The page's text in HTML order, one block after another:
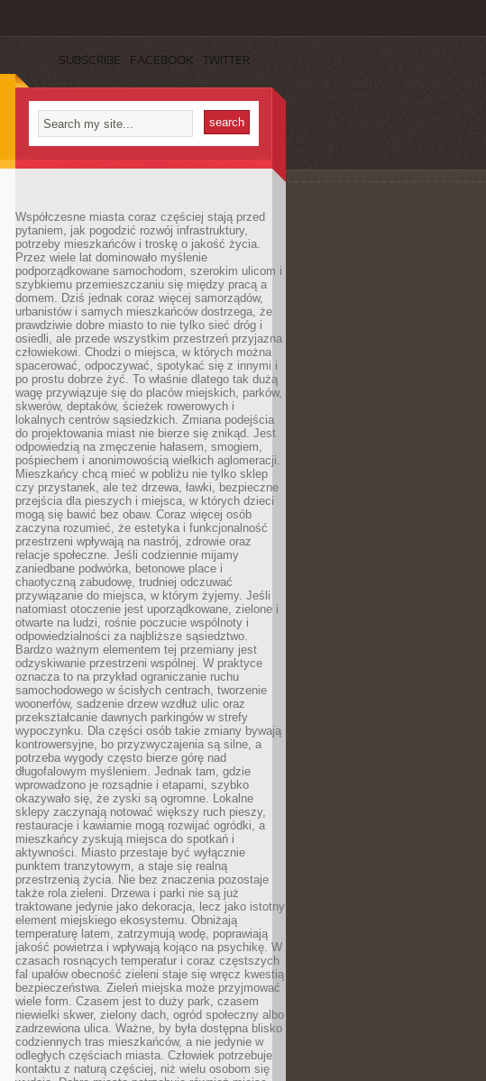
SUBSCRIBE FACEBOOK TWITTER
Współczesne miasta coraz częściej stają przed
pytaniem, jak pogodzić rozwój infrastruktury,
potrzeby mieszkańców i troskę o jakość życia.
Przez wiele lat dominowało myślenie
podporządkowane samochodom, szerokim ulicom i
szybkiemu przemieszczaniu się między pracą a
domem. Dziś jednak coraz więcej samorządów,
urbanistów i samych mieszkańców dostrzega, że
prawdziwie dobre miasto to nie tylko sieć dróg i
osiedli, ale przede wszystkim przestrzeń przyjazna
człowiekowi. Chodzi o miejsca, w których można
spacerować, odpoczywać, spotykać się z innymi i
po prostu dobrze żyć. To właśnie dlatego tak dużą
wagę przywiązuje się do placów miejskich, parków,
skwerów, deptaków, ścieżek rowerowych i
lokalnych centrów sąsiedzkich. Zmiana podejścia
do projektowania miast nie bierze się znikąd. Jest
odpowiedzią na zmęczenie hałasem, smogiem,
pośpiechem i anonimowością wielkich aglomeracji.
Mieszkańcy chcą mieć w pobliżu nie tylko sklep
czy przystanek, ale też drzewa, ławki, bezpieczne
przejścia dla pieszych i miejsca, w których dzieci
mogą się bawić bez obaw. Coraz więcej osób
zaczyna rozumieć, że estetyka i funkcjonalność
przestrzeni wpływają na nastrój, zdrowie oraz
relacje społeczne. Jeśli codziennie mijamy
zaniedbane podwórka, betonowe place i
chaotyczną zabudowę, trudniej odczuwać
przywiązanie do miejsca, w którym żyjemy. Jeśli
natomiast otoczenie jest uporządkowane, zielone i
otwarte na ludzi, rośnie poczucie wspólnoty i
odpowiedzialności za najbliższe sąsiedztwo.
Bardzo ważnym elementem tej przemiany jest
odzyskiwanie przestrzeni wspólnej. W praktyce
oznacza to na przykład ograniczanie ruchu
samochodowego w ścisłych centrach, tworzenie
woonerfów, sadzenie drzew wzdłuż ulic oraz
przekształcanie dawnych parkingów w strefy
wypoczynku. Dla części osób takie zmiany bywają
kontrowersyjne, bo przyzwyczajenia są silne, a
potrzeba wygody często bierze górę nad
długofalowym myśleniem. Jednak tam, gdzie
wprowadzono je rozsądnie i etapami, szybko
okazywało się, że zyski są ogromne. Lokalne
sklepy zaczynają notować większy ruch pieszy,
restauracje i kawiarnie mogą rozwijać ogródki, a
mieszkańcy zyskują miejsca do spotkań i
aktywności. Miasto przestaje być wyłącznie
punktem tranzytowym, a staje się realną
przestrzenią życia. Nie bez znaczenia pozostaje
także rola zieleni. Drzewa i parki nie są już
traktowane jedynie jako dekoracja, lecz jako istotny
element miejskiego ekosystemu. Obniżają
temperaturę latem, zatrzymują wodę, poprawiają
jakość powietrza i wpływają kojąco na psychikę. W
czasach rosnących temperatur i coraz częstszych
fal upałów obecność zieleni staje się wręcz kwestią
bezpieczeństwa. Zieleń miejska może przyjmować
wiele form. Czasem jest to duży park, czasem
niewielki skwer, zielony dach, ogród społeczny albo
zadrzewiona ulica. Ważne, by była dostępna blisko
codziennych tras mieszkańców, a nie jedynie w
odległych częściach miasta. Człowiek potrzebuje
kontaktu z naturą częściej, niż wielu osobom się